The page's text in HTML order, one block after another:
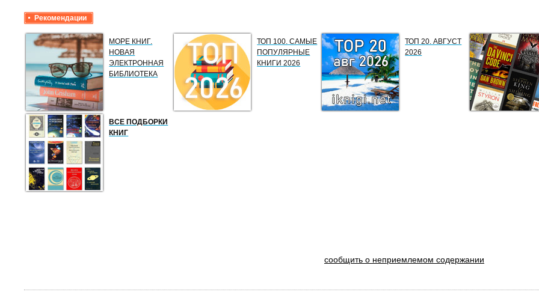
Рекомендации
МОРЕ КНИГ.
НОВАЯ
ЭЛЕКТРОННАЯ
БИБЛИОТЕКА
ТОП 100. САМЫЕ
ПОПУЛЯРНЫЕ
КНИГИ 2026
ТОП 20. АВГУСТ
2026
ВСЕ ПОДБОРКИ
КНИГ
сообщить о неприемлемом содержании